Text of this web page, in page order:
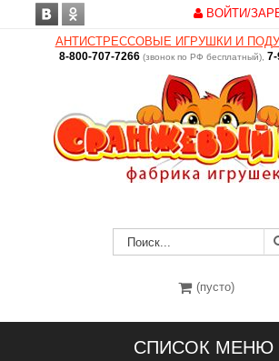
ВОЙТИ/
АНТИСТРЕССОВЫЕ ИГРУШКИ И
8-800-707-7266 (звонок по РФ бесплатный),
(пусто)
СПИСОК МЕНЮ